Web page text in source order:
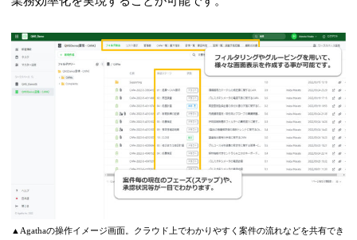
▲Agathaの操作イメージ画面。クラウド上でわかりやすく案件の流れなどを共有でき